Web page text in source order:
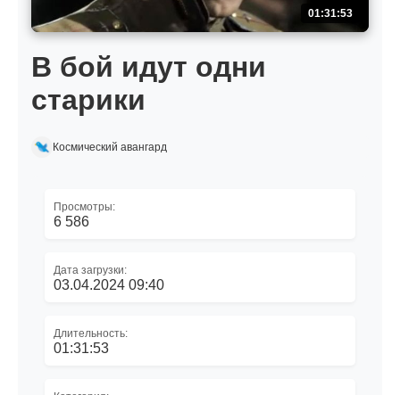
01:31:53
В бой идут одни
старики
Космический авангард
Просмотры:
6 586
Дата загрузки:
03.04.2024 09:40
Длительность:
01:31:53